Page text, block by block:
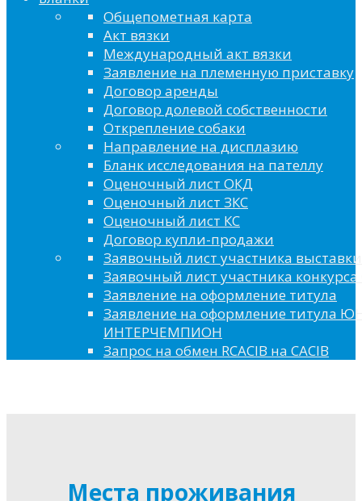
Общепометная карта
Акт вязки
Международный акт вязки
Заявление на племенную приставку
Договор аренды
Договор долевой собственности
Открепление собаки
Направление на дисплазию
Бланк исследования на пателлу
Оценочный лист ОКД
Оценочный лист ЗКС
Оценочный лист КС
Договор купли-продажи
Заявочный лист участника выставки
Заявочный лист участника конкурса
Заявление на оформление титула
Заявление на оформление титула
ИНТЕРЧЕМПИОН
Запрос на обмен RCACIB на CACIB
Места проживания